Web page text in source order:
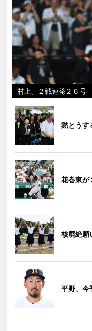
村上、２戦連発２６号
黙とうす
花巻東
核廃絶願
平野、